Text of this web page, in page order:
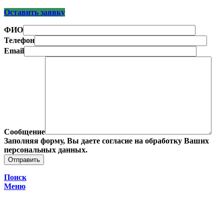
Оставить заявку
ФИО
Телефон
Email
Сообщение
Заполняя форму, Вы даете согласие на обработку Ваших
персональных данных.
Поиск
Меню